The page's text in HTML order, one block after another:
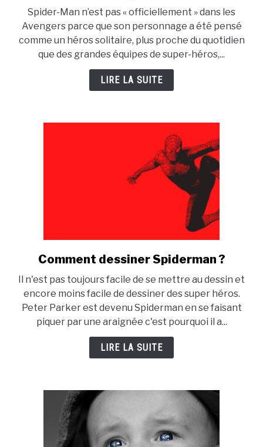
spiderman
n’est
pas
dans
les
avengers
Spider-Man n’est pas « officiellement » dans les
Avengers parce que son personnage a été pensé
comme un héros solitaire, plus proche du quotidien
que des grandes équipes de super-héros,...
LIRE LA SUITE
link
Comment
dessiner
Spiderman
?
Comment dessiner Spiderman ?
Il n'est pas toujours facile de se mettre au dessin et
encore moins facile de dessiner des super héros.
Peter Parker est devenu Spiderman en se faisant
piquer par une araignée c'est pourquoi il a...
LIRE LA SUITE